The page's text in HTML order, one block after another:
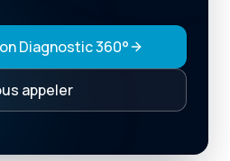
Diagnostic 360°
appeler